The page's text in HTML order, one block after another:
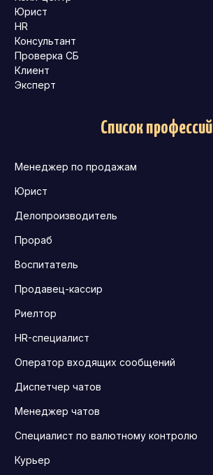
Юрист
HR
Консультант
Проверка СБ
Клиент
Эксперт
Список профессий
Менеджер по продажам
Юрист
Делопроизводитель
Прораб
Воспитатель
Продавец-кассир
Риелтор
HR-специалист
Оператор входящих сообщений
Диспетчер чатов
Менеджер чатов
Специалист по валютному контролю
Курьер